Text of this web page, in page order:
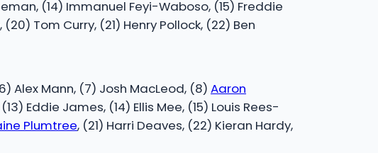
(14) Immanuel Feyi-Waboso, (15) Freddie
Tom Curry, (21) Henry Pollock, (22) Ben
Alex Mann, (7) Josh MacLeod, (8) Aaron
Eddie James, (14) Ellis Mee, (15) Louis Rees-
Plumtree, (21) Harri Deaves, (22) Kieran Hardy,